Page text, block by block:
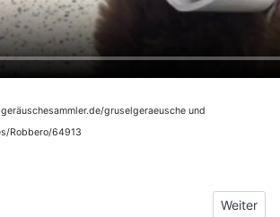
gruselgeraeusche und
Robbero/64913
Das Ossietzky-Orchester Nächster
Weiter